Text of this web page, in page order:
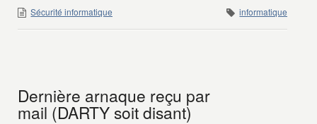
Sécurité informatique informatique
Dernière arnaque reçu par
mail (DARTY soit disant)